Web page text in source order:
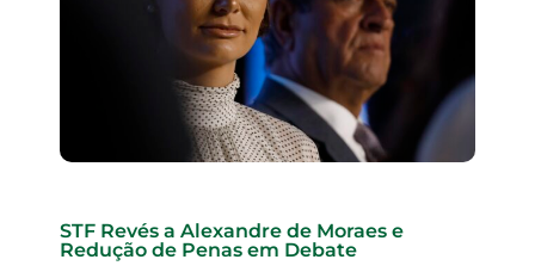
STF Revés a Alexandre de Moraes e
Redução de Penas em Debate